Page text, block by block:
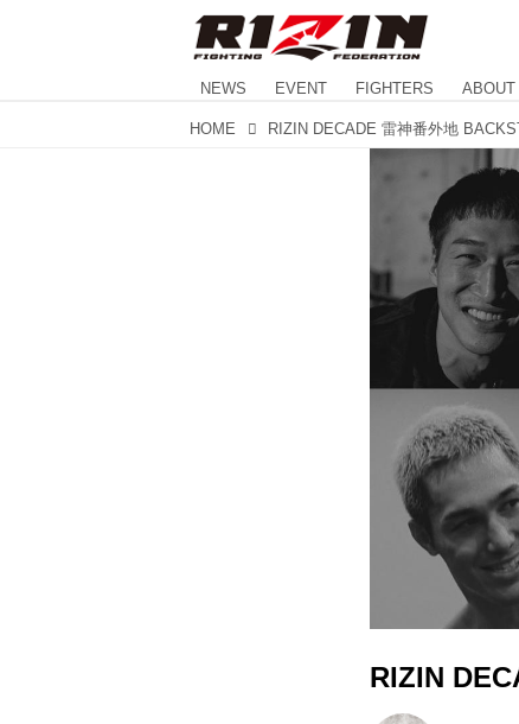
NEWS EVENT FIGHTERS ABOUT
HOME RIZIN DECADE 雷神番外地
RIZIN